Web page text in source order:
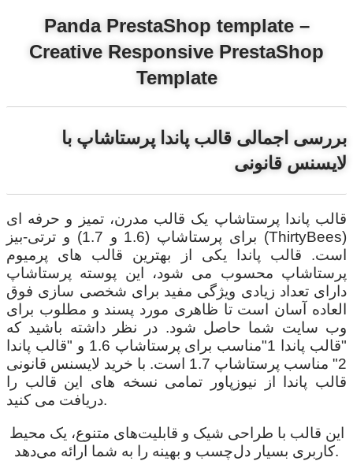
Panda PrestaShop template –
Creative Responsive PrestaShop
Template
بررسی اجمالی قالب پاندا پرستاشاپ با
لایسنس قانونی
قالب پاندا پرستاشاپ یک قالب مدرن، تمیز و حرفه ای
برای پرستاشاپ (1.6 و 1.7) و ترتی-بیز (ThirtyBees)
است. قالب پاندا یکی از بهترین قالب های پرمیوم
پرستاشاپ محسوب می شود، این پوسته پرستاشاپ
دارای تعداد زیادی ویژگی مفید برای شخصی سازی فوق
العاده آسان است تا ظاهری مورد پسند و مطلوب برای
وب سایت شما حاصل شود. در نظر داشته باشید که
"قالب پاندا 1"مناسب برای پرستاشاپ 1.6 و "قالب پاندا
2" مناسب پرستاشاپ 1.7 است. با خرید لایسنس قانونی
قالب پاندا از نیوزپاور تمامی نسخه های این قالب را
دریافت می کنید.
این قالب با طراحی شیک و قابلیت‌های متنوع، یک محیط
کاربری بسیار دل‌چسب و بهینه را به شما ارائه می‌دهد.